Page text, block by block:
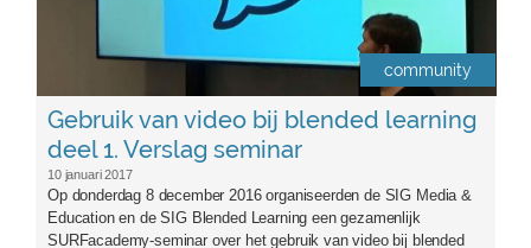
community
Gebruik van video bij blended learning
deel 1. Verslag seminar
10 januari 2017
Op donderdag 8 december 2016 organiseerden de SIG Media &
Education en de SIG Blended Learning een gezamenlijk
SURFacademy-seminar over het gebruik van video bij blended